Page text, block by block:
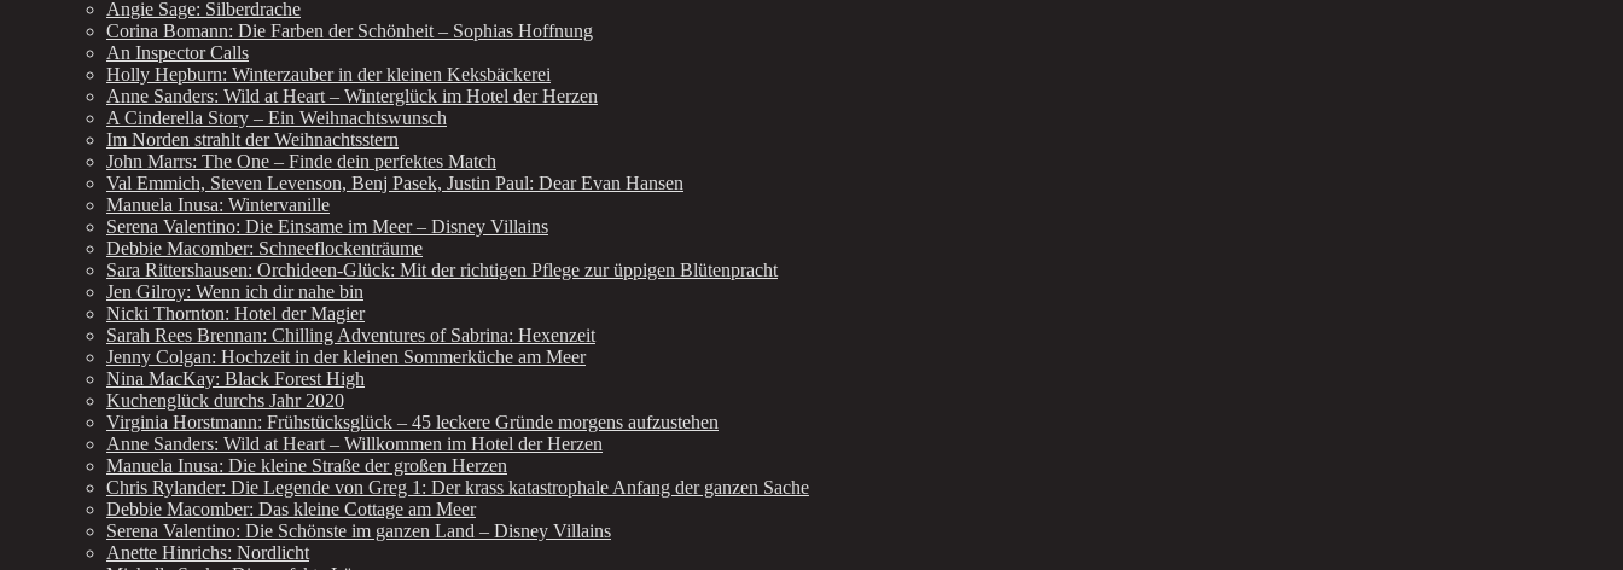
Angie Sage: Silberdrache
Corina Bomann: Die Farben der Schönheit – Sophias Hoffnung
An Inspector Calls
Holly Hepburn: Winterzauber in der kleinen Keksbäckerei
Anne Sanders: Wild at Heart – Winterglück im Hotel der Herzen
A Cinderella Story – Ein Weihnachtswunsch
Im Norden strahlt der Weihnachtsstern
John Marrs: The One – Finde dein perfektes Match
Val Emmich, Steven Levenson, Benj Pasek, Justin Paul: Dear Evan Hansen
Manuela Inusa: Wintervanille
Serena Valentino: Die Einsame im Meer – Disney Villains
Debbie Macomber: Schneeflockenträume
Sara Rittershausen: Orchideen-Glück: Mit der richtigen Pflege zur üppigen Blütenpracht
Jen Gilroy: Wenn ich dir nahe bin
Nicki Thornton: Hotel der Magier
Sarah Rees Brennan: Chilling Adventures of Sabrina: Hexenzeit
Jenny Colgan: Hochzeit in der kleinen Sommerküche am Meer
Nina MacKay: Black Forest High
Kuchenglück durchs Jahr 2020
Virginia Horstmann: Frühstücksglück – 45 leckere Gründe morgens aufzustehen
Anne Sanders: Wild at Heart – Willkommen im Hotel der Herzen
Manuela Inusa: Die kleine Straße der großen Herzen
Chris Rylander: Die Legende von Greg 1: Der krass katastrophale Anfang der ganzen Sache
Debbie Macomber: Das kleine Cottage am Meer
Serena Valentino: Die Schönste im ganzen Land – Disney Villains
Anette Hinrichs: Nordlicht